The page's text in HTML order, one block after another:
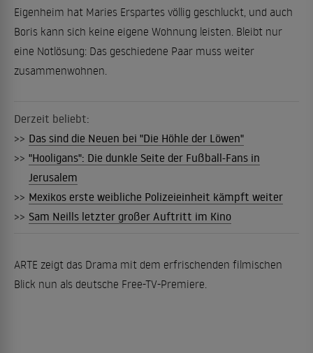
Eigenheim hat Maries Erspartes völlig geschluckt, und auch
Boris kann sich keine eigene Wohnung leisten. Bleibt nur
eine Notlösung: Das geschiedene Paar muss weiter
zusammenwohnen.
Derzeit beliebt:
>> Das sind die Neuen bei "Die Höhle der Löwen"
>> "Hooligans": Die dunkle Seite der Fußball-Fans in
Jerusalem
>> Mexikos erste weibliche Polizeieinheit kämpft weiter
>> Sam Neills letzter großer Auftritt im Kino
ARTE zeigt das Drama mit dem erfrischenden filmischen
Blick nun als deutsche Free-TV-Premiere.